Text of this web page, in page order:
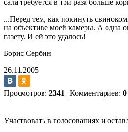
сала требуется в три раза больше
...Перед тем, как покинуть
на объективе моей камеры. А одна
газету. И ей это удалось!
Борис Сербин
26.11.2005
Просмотров: 2341 | Комментариев: 0
Участвовать в голосованиях и